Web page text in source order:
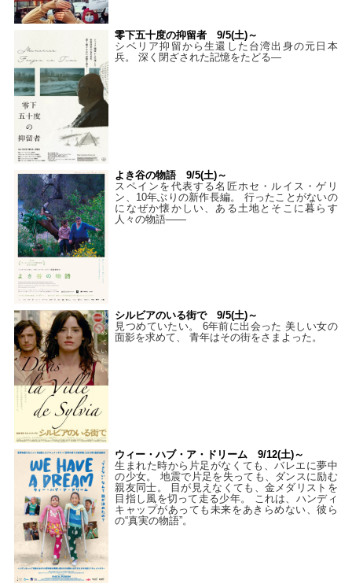
零下五十度の抑留者 9/5(土)～
シベリア抑留から生還した台湾出身の元日本
兵。 深く閉ざされた記憶をたどる—
よき谷の物語 9/5(土)～
スペインを代表する名匠ホセ・ルイス・ゲリ
ン、10年ぶりの新作長編。 行ったことがないの
になぜか懐かしい、ある土地とそこに暮らす
人々の物語――
シルビアのいる街で 9/5(土)～
見つめていたい。 6年前に出会った 美しい女の
面影を求めて、 青年はその街をさまよった。
ウィー・ハブ・ア・ドリーム 9/12(土)～
生まれた時から片足がなくても、バレエに夢中
の少女。 地震で片足を失っても、ダンスに励む
親友同士。 目が見えなくても、金メダリストを
目指し風を切って走る少年。 これは、ハンディ
キャップがあっても未来をあきらめない、彼ら
の“真実の物語”。